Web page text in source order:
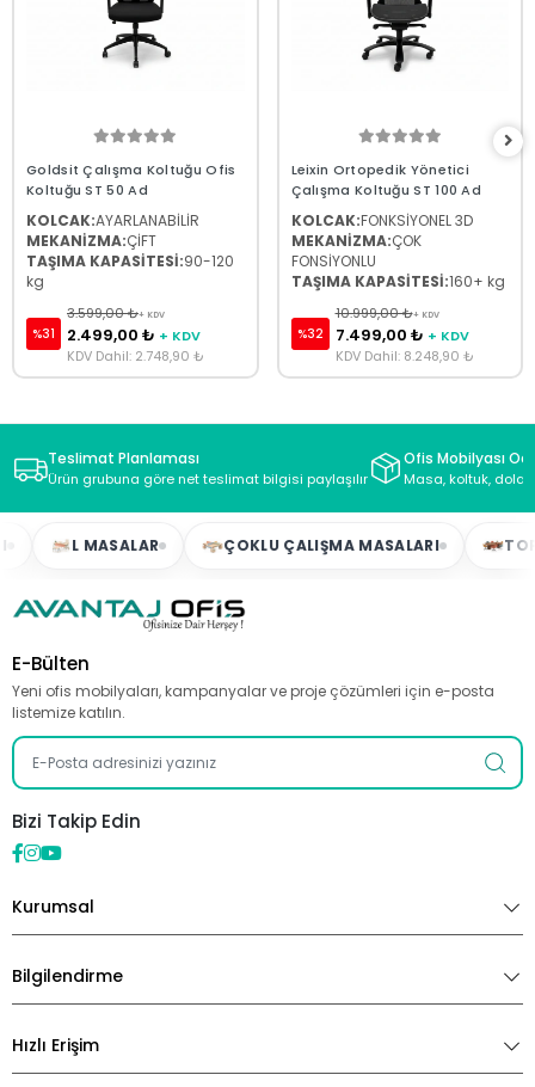
Goldsit Çalışma Koltuğu Ofis
Koltuğu ST 50 Ad
KOLCAK:AYARLANABİLİR
MEKANİZMA:ÇİFT
TAŞIMA KAPASİTESİ:90-120
kg
%31
3.599,00 ₺+ KDV
2.499,00 ₺ + KDV
KDV Dahil: 2.748,90 ₺
Leixin Ortopedik Yönetici
Çalışma Koltuğu ST 100 Ad
KOLCAK:FONKSİYONEL 3D
MEKANİZMA:ÇOK
FONSİYONLU
TAŞIMA KAPASİTESİ:160+ kg
%32
10.999,00 ₺+ KDV
7.499,00 ₺ + KDV
KDV Dahil: 8.248,90 ₺
Teslimat Planlaması
Ürün grubuna göre net teslimat bilgisi paylaşılır
Ofis Mobilyası
Masa, koltuk,
L MASALAR ÇOKLU ÇALIŞMA MASALARI
E-Bülten
Yeni ofis mobilyaları, kampanyalar ve proje çözümleri için e-posta
listemize katılın.
Bizi Takip Edin
Kurumsal
Bilgilendirme
Hızlı Erişim